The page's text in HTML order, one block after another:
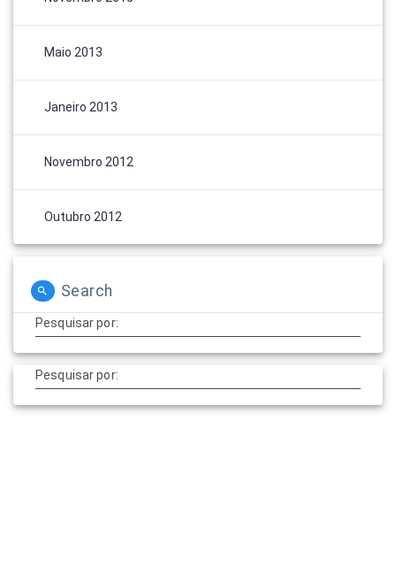
Maio 2013
Janeiro 2013
Novembro 2012
Outubro 2012
Search
Pesquisar por:
Pesquisar por: